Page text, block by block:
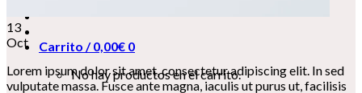
Carrito /0,00€ 0
No hay productos en el carrito.
13
Oct
Lorem ipsum dolor sit amet, consectetur adipiscing elit. In sed
vulputate massa. Fusce ante magna, iaculis ut purus ut, facilisis